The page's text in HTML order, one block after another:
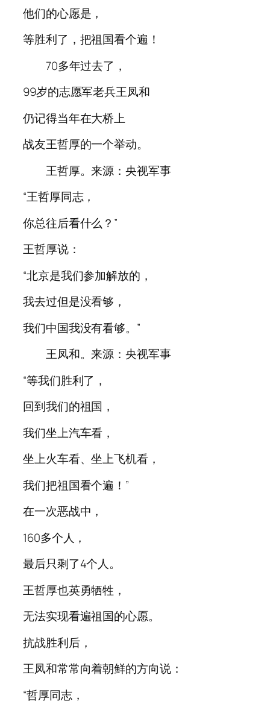
他们的心愿是，
等胜利了，把祖国看个遍！
70多年过去了，
99岁的志愿军老兵王凤和
仍记得当年在大桥上
战友王哲厚的一个举动。
王哲厚。来源：央视军事
“王哲厚同志，
你总往后看什么？”
王哲厚说：
“北京是我们参加解放的，
我去过但是没看够，
我们中国我没有看够。”
王凤和。来源：央视军事
“等我们胜利了，
回到我们的祖国，
我们坐上汽车看，
坐上火车看、坐上飞机看，
我们把祖国看个遍！”
在一次恶战中，
160多个人，
最后只剩了4个人。
王哲厚也英勇牺牲，
无法实现看遍祖国的心愿。
抗战胜利后，
王凤和常常向着朝鲜的方向说：
“哲厚同志，